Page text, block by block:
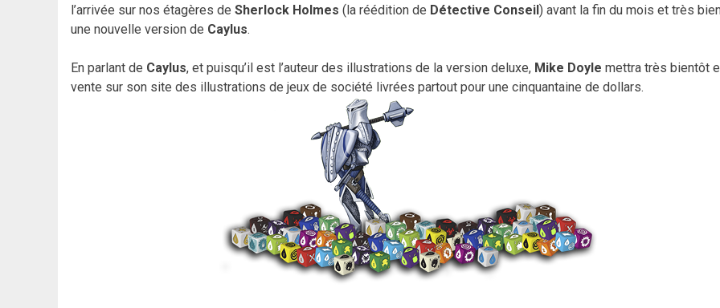
l’arrivée sur nos étagères de Sherlock Holmes (la réédition de Détective Conseil ) avant la fin du mois et très
une nouvelle version de Caylus.
En parlant de Caylus, et puisqu’il est l’auteur des illustrations de la version deluxe, Mike Doyle mettra très bientôt
vente sur son site des illustrations de jeux de société livrées partout pour une cinquantaine de dollars.